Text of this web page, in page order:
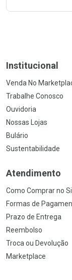
Institucional
Venda No
Trabalhe Conosco
Ouvidoria
Nossas Lojas
Bulário
Sustentabilidade
Atendimento
Como Comprar no
Formas de
Prazo de Entrega
Reembolso
Troca ou Devolução
Marketplace